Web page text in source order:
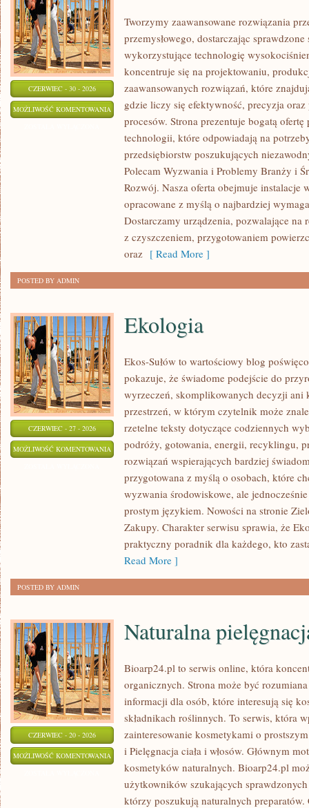
CZERWIEC - 30 - 2026
MOŻLIWOŚĆ KOMENTOWANIA CIEKAWOSTKI
GIGANTY
ŚWIATA
Tworzymy zaawansowane rozwiązania
przemysłowego, dostarczając
wykorzystujące technologię
koncentruje się na projektowaniu,
zaawansowanych rozwiązań, które
gdzie liczy się efektywność, precyzja
procesów. Strona prezentuje bogatą ofertę
technologii, które odpowiadają na
przedsiębiorstw poszukujących
Polecam Wyzwania i Problemy Branży i
Rozwój. Nasza oferta obejmuje instalacje
opracowane z myślą o najbardziej
Dostarczamy urządzenia, pozwalające na
z czyszczeniem, przygotowaniem
oraz [ Read More ]
POSTED BY ADMIN
CZERWIEC - 27 - 2026
MOŻLIWOŚĆ KOMENTOWANIA EKOLOGIA
Ekologia
Ekos-Sułów to wartościowy blog
pokazuje, że świadome podejście do
wyrzeczeń, skomplikowanych decyzji ani
przestrzeń, w którym czytelnik może
rzetelne teksty dotyczące codziennych
podróży, gotowania, energii, recyklingu,
rozwiązań wspierających bardziej
przygotowana z myślą o osobach, które
wyzwania środowiskowe, ale
prostym językiem. Nowości na stronie
Zakupy. Charakter serwisu sprawia, że
praktyczny poradnik dla każdego, kto
Read More ]
POSTED BY ADMIN
CZERWIEC - 20 - 2026
MOŻLIWOŚĆ KOMENTOWANIA NATURALNA
PIELĘGNACJA
TWARZY
Naturalna
Bioarp24.pl to serwis online, która
organicznych. Strona może być
informacji dla osób, które interesują się
składnikach roślinnych. To serwis, która
zainteresowanie kosmetykami o
i Pielęgnacja ciała i włosów. Głównym
kosmetyków naturalnych. Bioarp24.pl
użytkowników szukających
którzy poszukują naturalnych preparatów.